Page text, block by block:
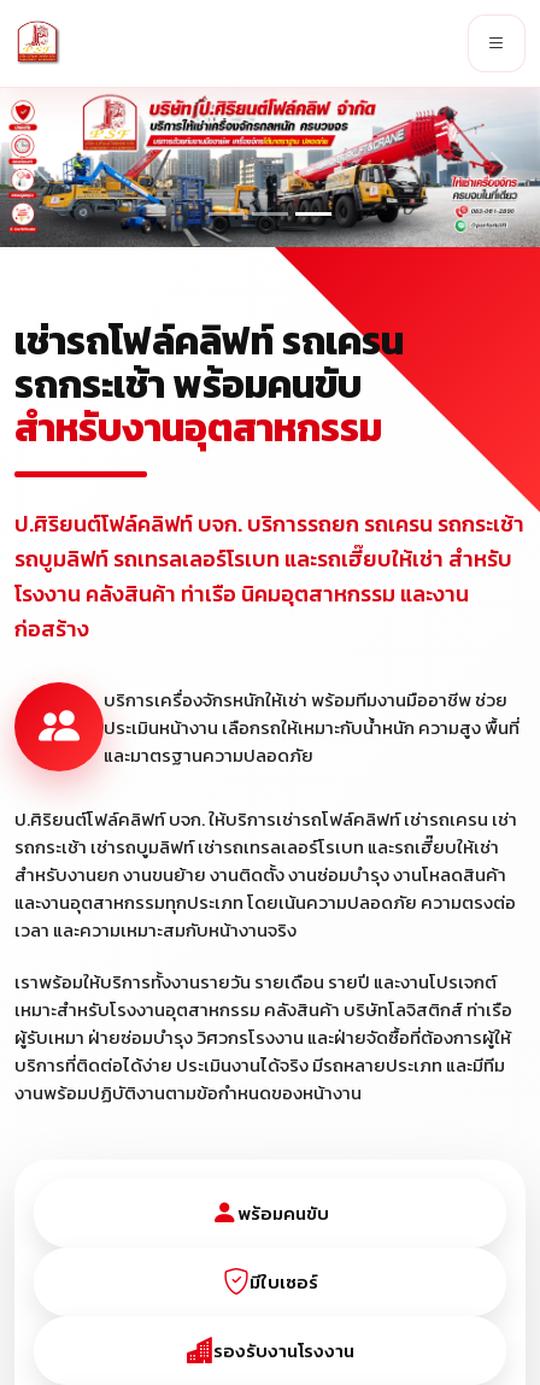
เช่ารถโฟล์คลิฟท์ รถเครน
รถกระเช้า พร้อมคนขับ
สำหรับงานอุตสาหกรรม
ป.ศิริยนต์โฟล์คลิฟท์ บจก. บริการรถยก รถเครน รถกระเช้า
รถบูมลิฟท์ รถเทรลเลอร์โรเบท และรถเฮี๊ยบให้เช่า สำหรับ
โรงงาน คลังสินค้า ท่าเรือ นิคมอุตสาหกรรม และงาน
ก่อสร้าง
บริการเครื่องจักรหนักให้เช่า พร้อมทีมงานมืออาชีพ ช่วย
ประเมินหน้างาน เลือกรถให้เหมาะกับน้ำหนัก ความสูง พื้นที่
และมาตรฐานความปลอดภัย
ป.ศิริยนต์โฟล์คลิฟท์ บจก. ให้บริการเช่ารถโฟล์คลิฟท์ เช่ารถเครน เช่า
รถกระเช้า เช่ารถบูมลิฟท์ เช่ารถเทรลเลอร์โรเบท และรถเฮี๊ยบให้เช่า
สำหรับงานยก งานขนย้าย งานติดตั้ง งานซ่อมบำรุง งานโหลดสินค้า
และงานอุตสาหกรรมทุกประเภท โดยเน้นความปลอดภัย ความตรงต่อ
เวลา และความเหมาะสมกับหน้างานจริง
เราพร้อมให้บริการทั้งงานรายวัน รายเดือน รายปี และงานโปรเจกต์
เหมาะสำหรับโรงงานอุตสาหกรรม คลังสินค้า บริษัทโลจิสติกส์ ท่าเรือ
ผู้รับเหมา ฝ่ายซ่อมบำรุง วิศวกรโรงงาน และฝ่ายจัดซื้อที่ต้องการผู้ให้
บริการที่ติดต่อได้ง่าย ประเมินงานได้จริง มีรถหลายประเภท และมีทีม
งานพร้อมปฏิบัติงานตามข้อกำหนดของหน้างาน
พร้อมคนขับ
มีใบเซอร์
รองรับงานโรงงาน